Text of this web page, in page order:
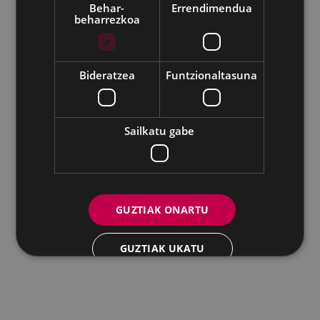
Udalaren sare sozial guztiak
Eibarko Andretxea - Isasi kalea, 11 | 20600 Eibar
Andretxea: 943 54 39 38Berdintasuna: 943 70 84 40
andretxea@eibar.eus
berdintasuna@eibar.eus
IFZ: P2003100A | DIR3 L01200300
Behar-
beharrezkoa
Errendimendua
Bideratzea Funtzionaltasuna
Sailkatu gabe
GUZTIAK ONARTU
GUZTIAK UKATU